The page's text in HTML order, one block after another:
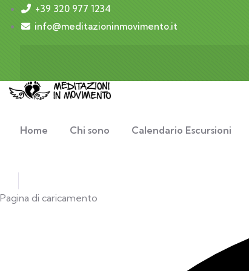
+39 320 977 1234
info@meditazioninmovimento.it
Home Chi sono Calendario Escursioni
Pagina di caricamento